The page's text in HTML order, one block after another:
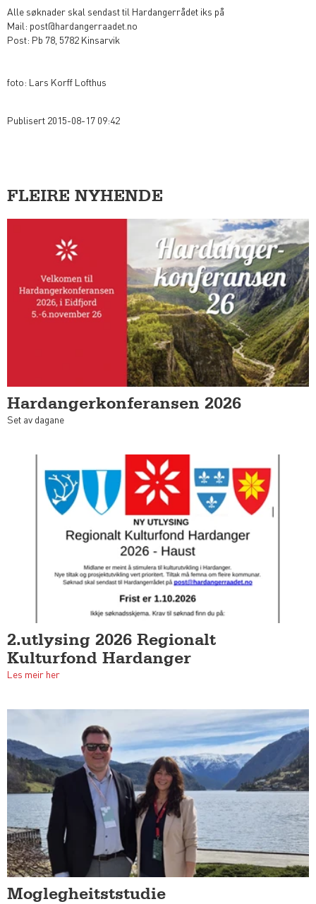
Alle søknader skal sendast til Hardangerrådet iks på
Mail: post@hardangerraadet.no
Post: Pb 78, 5782 Kinsarvik
foto: Lars Korff Lofthus
Publisert 2015-08-17 09:42
FLEIRE NYHENDE
Hardangerkonferansen 2026
Set av dagane
2.utlysing 2026 Regionalt
Kulturfond Hardanger
Les meir her
Moglegheitststudie